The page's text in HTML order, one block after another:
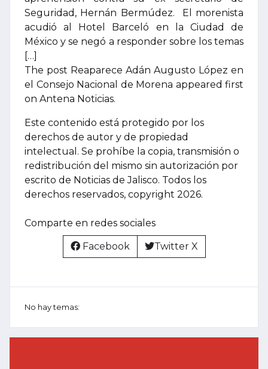
Seguridad, Hernán Bermúdez. El morenista
acudió al Hotel Barceló en la Ciudad de
México y se negó a responder sobre los temas
[…]
The post Reaparece Adán Augusto López en
el Consejo Nacional de Morena appeared first
on Antena Noticias.
Este contenido está protegido por los
derechos de autor y de propiedad
intelectual. Se prohíbe la copia, transmisión o
redistribución del mismo sin autorización por
escrito de Noticias de Jalisco. Todos los
derechos reservados, copyright 2026.
Comparte en redes sociales
Facebook Twitter X
No hay temas: